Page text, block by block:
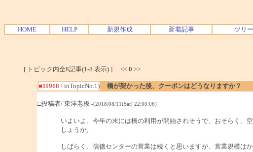
HOME HELP 新規作成 新着記事 ツリ
[ トピック内全8記事(1-8 表示) ] << 0 >>
■11918 / inTopicNo.1)
橋が架かった後、クーポンはどうなりますか？
□投稿者/ 東洋老板 -(2018/08/11(Sat) 22:00:06)
いよいよ、今年の末には橋の利用が開始されそうで、おそらく、
しょうか。
しばらく、信徳センターの営業は続くと思いますが、営業規模は